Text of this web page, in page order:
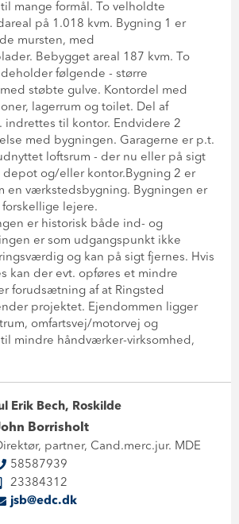
mange formål. To velholdte
på 1.018 kvm. Bygning 1 er
mursten, med
Bebygget areal 187 kvm. To
følgende - større
støbte gulve. Kontordel med
lagerrum og toilet. Del af
indrettes til kontor. Endvidere 2
med bygningen. Garagerne er p.t.
loftsrum - der nu eller på sigt
depot og/eller kontor.Bygning 2 er
en værkstedsbygning. Bygningen er
lejere.
er historisk både ind- og
er som udgangspunkt ikke
og kan på sigt fjernes. Hvis
kan der evt. opføres et mindre
forudsætning af at Ringsted
projektet. Ejendommen ligger
omfartsvej/motorvej og
mindre håndværker-virksomhed,
Erik Bech, Roskilde
Borrisholt
partner, Cand.merc.jur. MDE
58587939
23384312
jsb@edc.dk